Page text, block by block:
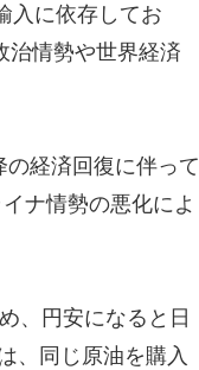
入に依存してお
治情勢や世界経済
経済回復に伴って
ナ情勢の悪化によ
、円安になると日
、同じ原油を購入